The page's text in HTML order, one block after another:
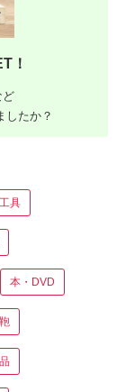
！
ど
したか？
工具
本・DVD